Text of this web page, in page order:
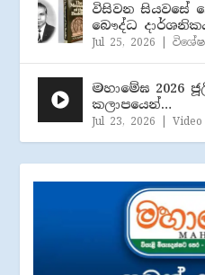
විසිවන සියවසේ
බෞද්ධ
Jul 25, 2026 |
මහාමේඝ 2026
කලාපයෙන්…
Jul 23, 2026 |Video